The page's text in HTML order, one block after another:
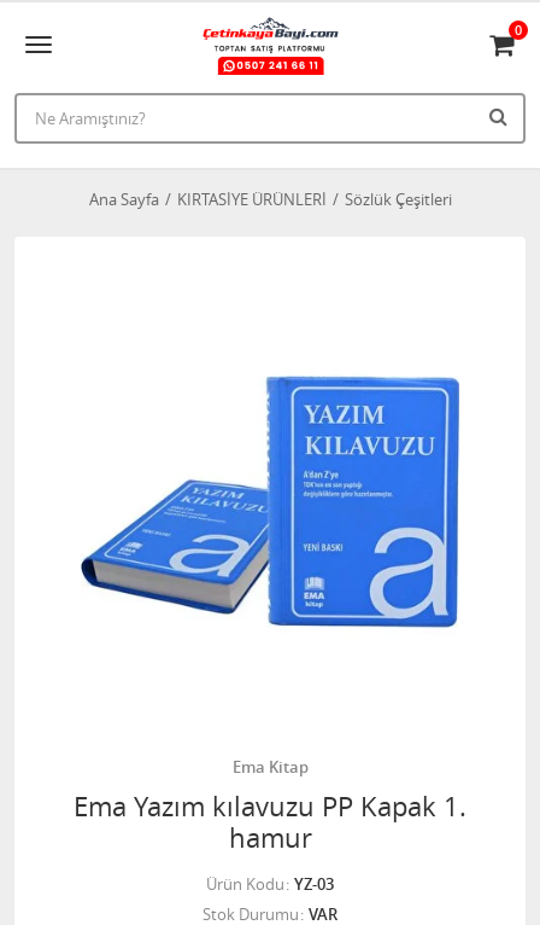
0
Ana Sayfa KIRTASİYE ÜRÜNLERİ Sözlük Çeşitleri
Ema Kitap
Ema Yazım kılavuzu PP Kapak 1.
hamur
Ürün Kodu YZ-03
Stok Durumu VAR